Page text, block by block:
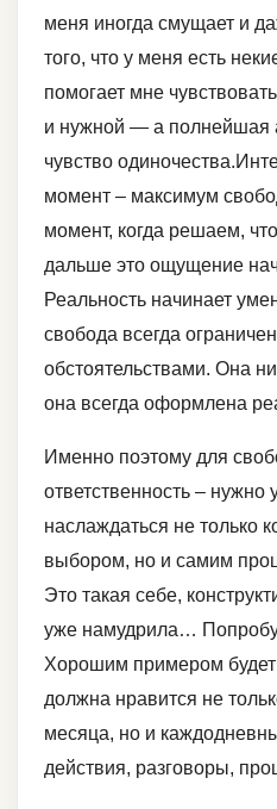
меня иногда смущает и
того, что у меня есть
помогает мне
и нужной — а полнейшая
чувство
момент – максимум
момент, когда решаем,
дальше это ощущение
Реальность начинает
свобода всегда
обстоятельствами. Она
она всегда оформлена
Именно поэтому для
ответственность – нужно
наслаждаться не только
выбором, но и самим
Это такая себе,
уже намудрила…
Хорошим примером
должна нравится не
месяца, но и
действия, разговоры,